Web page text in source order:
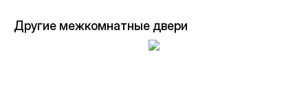
Другие межкомнатные двери